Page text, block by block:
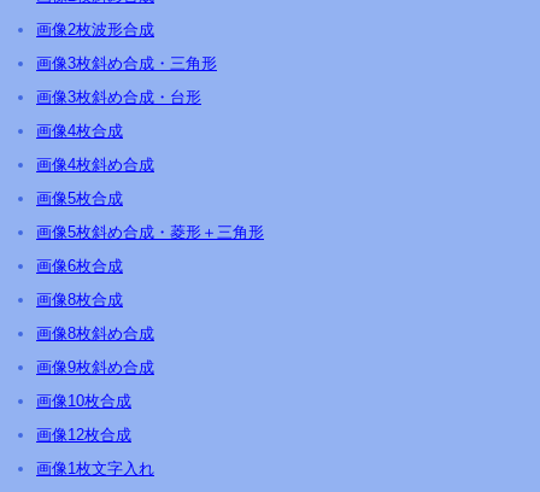
画像2枚波形合成
画像3枚斜め合成・三角形
画像3枚斜め合成・台形
画像4枚合成
画像4枚斜め合成
画像5枚合成
画像5枚斜め合成・菱形＋三角形
画像6枚合成
画像8枚合成
画像8枚斜め合成
画像9枚斜め合成
画像10枚合成
画像12枚合成
画像1枚文字入れ